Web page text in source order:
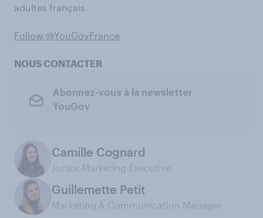
adultes français.
Follow @YouGovFrance
NOUS CONTACTER
Abonnez-vous à la newsletter
YouGov
Camille Cognard
Junior Marketing Executive
Guillemette Petit
Marketing & Communication Manager